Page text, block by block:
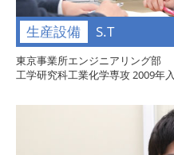
生産設備 S.T
東京事業所エンジニアリング部
工学研究科工業化学専攻 2009年